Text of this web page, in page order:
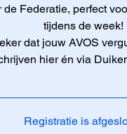
Federatie, perfect
tijdens de week!
dat jouw AVOS
hier én via
Registratie is